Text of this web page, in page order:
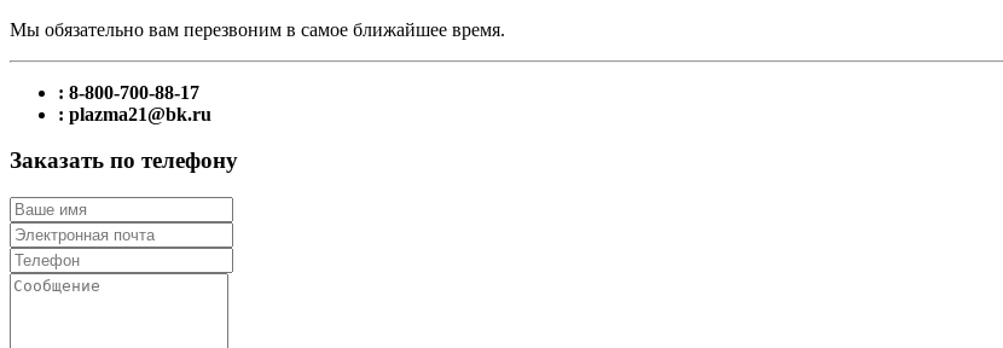
Мы обязательно вам перезвоним в самое ближайшее время.
: 8-800-700-88-17
: plazma21@bk.ru
Заказать по телефону